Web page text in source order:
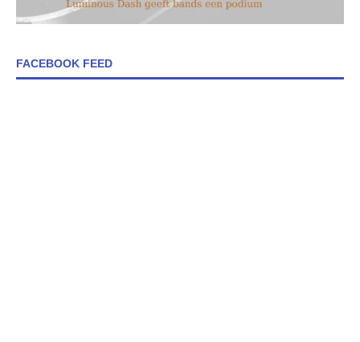
FACEBOOK FEED